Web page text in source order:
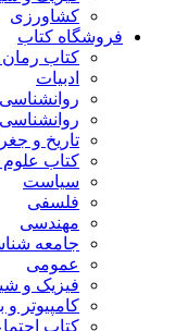
کشاورزی
فروشگاه کتاب
کتاب رمان
ادبیات
روانشناسی
تاریخ و
کتاب علوم
سیاست
فلسفی
مهندسی
جامعه
عمومی
فیزیک و
کامپیوتر و
کتاب